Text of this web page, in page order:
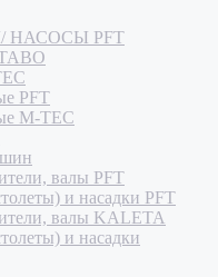
НАСОСЫ PFT
PFT
M-TEC
валы PFT
и насадки PFT
валы KALETA
и насадки